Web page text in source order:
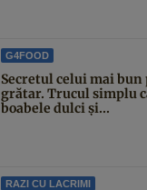
G4FOOD
Secretul celui mai bun
grătar. Trucul simplu
boabele dulci și...
RAZI CU LACRIMI